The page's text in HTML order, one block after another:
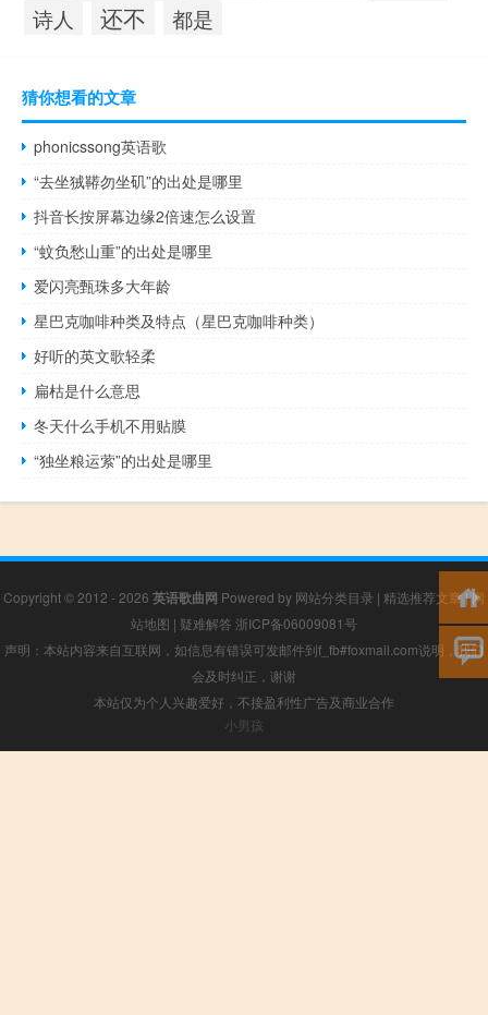
诗人 还不 都是
猜你想看的文章
phonicssong英语歌
“去坐狨鞯勿坐矶”的出处是哪里
抖音长按屏幕边缘2倍速怎么设置
“蚊负愁山重”的出处是哪里
爱闪亮甄珠多大年龄
星巴克咖啡种类及特点（星巴克咖啡种类）
好听的英文歌轻柔
扁枯是什么意思
冬天什么手机不用贴膜
“独坐粮运萦”的出处是哪里
Copyright © 2012 - 2026 英语歌曲网 Powered by 网站分类目录 | 精选推荐文章|网
站地图 | 疑难解答 浙ICP备06009081号
声明：本站内容来自互联网，如信息有错误可发邮件到f_fb#foxmail.com说明，我们
会及时纠正，谢谢
本站仅为个人兴趣爱好，不接盈利性广告及商业合作
小男孩